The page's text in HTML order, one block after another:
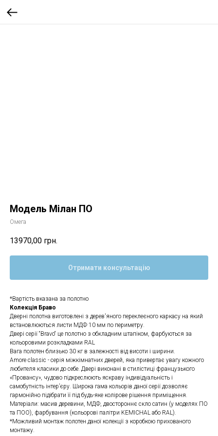
Модель Мілан ПО
Омега
13970,00 грн.
Отримати консультацію
*Вартість вказана за полотно
Колекція Браво
Дверні полотна виготовлені з дерев'яного переклеєного каркасу на який
встановлюються листи МДФ 10 мм по периметру.
Двері серії “Bravo“ це полотно з обкладним штапіком, фарбуються за
кольоровими розкладками RAL
Вага полотен близько 30 кг в залежності від висоти і ширини.
Amore classic - серія міжкімнатних дверей, яка привертає увагу кожного
любителя класики до себе. Двері виконані в стилістиці французького
«Провансу», чудово підкреслюють яскраву індивідуальність і
самобутність інтер’єру. Широка гама кольорів даної серії дозволяє
гармонійно підібрати її під будь-яке колірове рішення приміщення.
Матеріали: масив деревини, МДФ, двостороннє скло сатин (у моделях ПО
та ПОО), фарбування (кольорові палітри KEMICHAL або RAL).
*Можливий монтаж полотен даної колекції з коробкою прихованого
монтажу.